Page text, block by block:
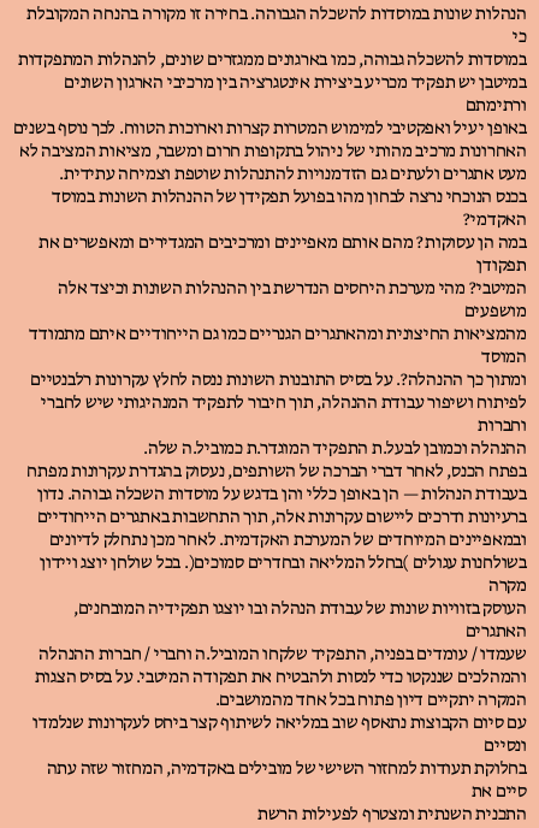
הנהלות שונות במוסדות להשכלה הגבוהה. בחירה זו מקורה בהנחה המקובלת
כי
במוסדות להשכלה גבוהה, כמו בארגונים ממגזרים שונים, להנהלות המתפקדות
במיטבן יש תפקיד מכריע ביצירת אינטגרציה בין מרכיבי הארגון השונים
ורתימתם
באופן יעיל ואפקטיבי למימוש המטרות קצרות וארוכות הטווח. לכך נוסף בשנים
האחרונות מרכיב מהותי של ניהול בתקופות חרום ומשבר, מציאות המציבה לא
מעט אתגרים ולעתים גם הזדמנויות להתנהלות שוטפת וצמיחה עתידית.
בכנס הנוכחי נרצה לבחון מהו בפועל תפקידן של ההנהלות השונות במוסד
האקדמי?
במה הן עסוקות? מהם אותם מאפיינים ומרכיבים המגדירים ומאפשרים את
תפקודן
המיטבי? מהי מערכת היחסים הנדרשת בין ההנהלות השונות וכיצד אלה
מושפעים
מהמציאות החיצונית ומהאתגרים הגנריים כמו גם הייחודיים איתם מתמודד
המוסד
ומתוך כך ההנהלה?. על בסיס התובנות השונות ננסה לחלץ עקרונות רלבנטיים
לפיתוח ושיפור עבודת ההנהלה, תוך חיבור לתפקיד המנהיגותי שיש לחברי
וחברות
ההנהלה וכמובן לבעל.ת התפקיד המוגדר.ת כמוביל.ה שלה.
בפתח הכנס, לאחר דברי הברכה של השותפים, נעסוק בהגדרת עקרונות מפתח
בעבודת הנהלות — הן באופן כללי והן בדגש על מוסדות השכלה גבוהה. נדון
ברעיונות ודרכים ליישום עקרונות אלה, תוך התחשבות באתגרים הייחודיים
ובמאפיינים המיוחדים של המערכת האקדמית. לאחר מכן נתחלק לדיונים
בשולחנות עגולים )בחלל המליאה ובחדרים סמוכים(. בכל שולחן יוצג ויידון
מקרה
העוסק בזוויות שונות של עבודת הנהלה ובו יוצגו תפקידיה המובחנים,
האתגרים
שעמדו / עומדים בפניה, התפקיד שלקחו המוביל.ה וחברי / חברות ההנהלה
והמהלכים שננקטו כדי לנסות ולהבטיח את תפקודה המיטבי. על בסיס הצגות
המקרה יתקיים דיון פתוח בכל אחד מהמושבים.
עם סיום הקבוצות נתאסף שוב במליאה לשיתוף קצר ביחס לעקרונות שנלמדו
ונסיים
בחלוקת תעודות למחזור השישי של מובילים באקדמיה, המחזור שזה עתה
סיים את
התכנית השנתית ומצטרף לפעילות הרשת